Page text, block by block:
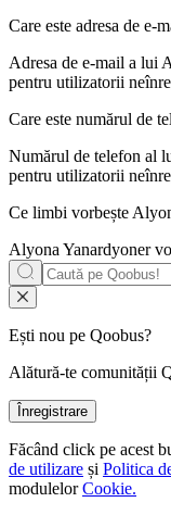
Care este adresa de e-
Adresa de e-mail a lui
pentru utilizatorii
Care este numărul de
Numărul de telefon al
pentru utilizatorii
Ce limbi vorbește
Alyona Yanardyoner
Ești nou pe Qoobus?
Alătură-te comunității
Înregistrare
Făcând click pe acest
de utilizare și Politica
modulelor Cookie.